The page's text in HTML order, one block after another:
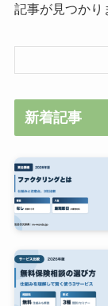
記事が見つかり
新着記事